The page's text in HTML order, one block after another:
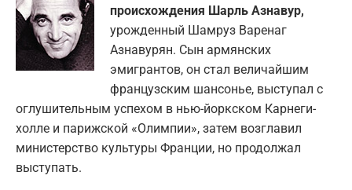
происхождения Шарль Азнавур,
урожденный Шамруз Варенаг
Азнавурян. Сын армянских
эмигрантов, он стал величайшим
французским шансонье, выступал с
оглушительным успехом в нью-йоркском Карнеги-
холле и парижской «Олимпии», затем возглавил
министерство культуры Франции, но продолжал
выступать.